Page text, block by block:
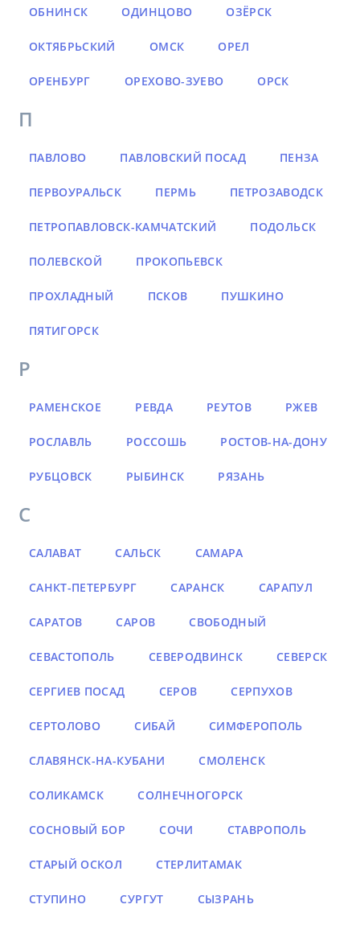
ОБНИНСК ОДИНЦОВО ОЗЁРСК
ОКТЯБРЬСКИЙ ОМСК ОРЕЛ
ОРЕНБУРГ ОРЕХОВО-ЗУЕВО ОРСК
П
ПАВЛОВО ПАВЛОВСКИЙ ПОСАД ПЕНЗА
ПЕРВОУРАЛЬСК ПЕРМЬ ПЕТРОЗАВОДСК
ПЕТРОПАВЛОВСК-КАМЧАТСКИЙ ПОДОЛЬСК
ПОЛЕВСКОЙ ПРОКОПЬЕВСК
ПРОХЛАДНЫЙ ПСКОВ ПУШКИНО
ПЯТИГОРСК
Р
РАМЕНСКОЕ РЕВДА РЕУТОВ РЖЕВ
РОСЛАВЛЬ РОССОШЬ РОСТОВ-НА-ДОНУ
РУБЦОВСК РЫБИНСК РЯЗАНЬ
С
САЛАВАТ САЛЬСК САМАРА
САНКТ-ПЕТЕРБУРГ САРАНСК САРАПУЛ
САРАТОВ САРОВ СВОБОДНЫЙ
СЕВАСТОПОЛЬ СЕВЕРОДВИНСК СЕВЕРСК
СЕРГИЕВ ПОСАД СЕРОВ СЕРПУХОВ
СЕРТОЛОВО СИБАЙ СИМФЕРОПОЛЬ
СЛАВЯНСК-НА-КУБАНИ СМОЛЕНСК
СОЛИКАМСК СОЛНЕЧНОГОРСК
СОСНОВЫЙ БОР СОЧИ СТАВРОПОЛЬ
СТАРЫЙ ОСКОЛ СТЕРЛИТАМАК
СТУПИНО СУРГУТ СЫЗРАНЬ